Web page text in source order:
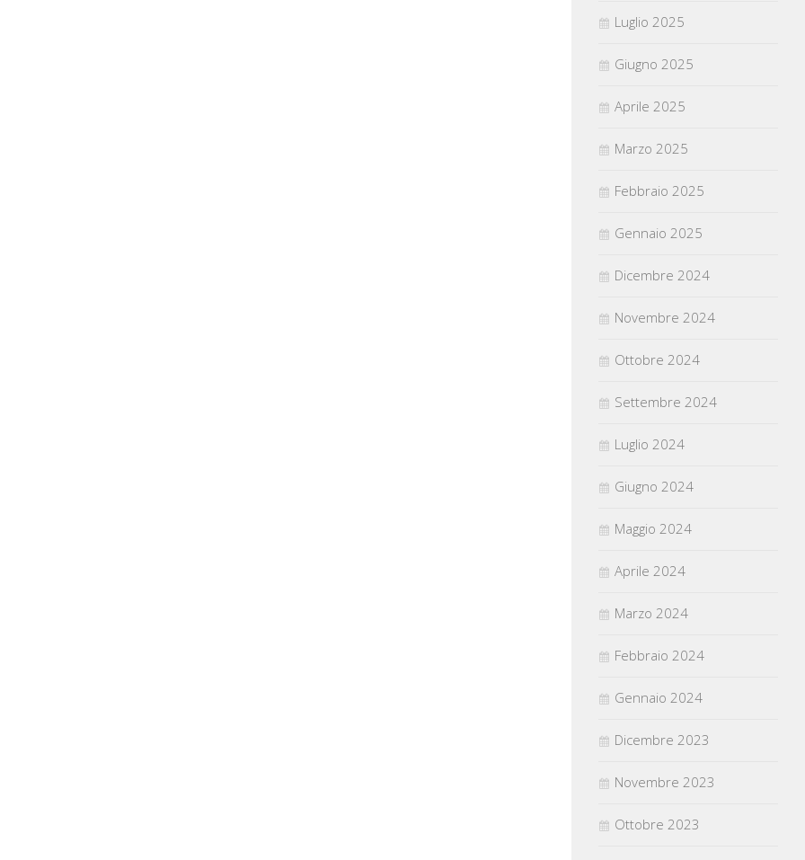
Luglio 2025
Giugno 2025
Aprile 2025
Marzo 2025
Febbraio 2025
Gennaio 2025
Dicembre 2024
Novembre 2024
Ottobre 2024
Settembre 2024
Luglio 2024
Giugno 2024
Maggio 2024
Aprile 2024
Marzo 2024
Febbraio 2024
Gennaio 2024
Dicembre 2023
Novembre 2023
Ottobre 2023